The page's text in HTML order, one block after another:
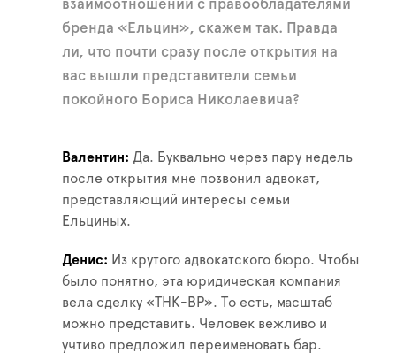
взаимоотношений с правообладателями
бренда «Ельцин», скажем так. Правда
ли, что почти сразу после открытия на
вас вышли представители семьи
покойного Бориса Николаевича?
Валентин
Да. Буквально через пару недель
после открытия мне позвонил адвокат,
представляющий интересы семьи
Ельциных.
Денис
Из крутого адвокатского бюро. Чтобы
было понятно, эта юридическая компания
вела сделку «ТНК-BP». То есть, масштаб
можно представить. Человек вежливо и
учтиво предложил переименовать бар.